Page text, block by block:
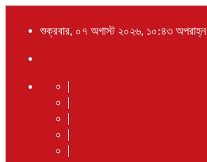
শুক্রবার, ০৭ অগাস্ট ২০২৬, ১০:৪৩ অপরাহ্ন